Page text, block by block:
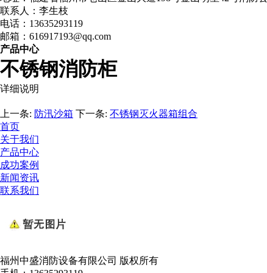
联系人：李生枝
电话：13635293119
邮箱：616917193@qq.com
产品中心
不锈钢消防柜
详细说明
上一条: 防汛沙箱 下一条: 不锈钢灭火器箱组合
首页
关于我们
产品中心
成功案例
新闻资讯
联系我们
福州中盛消防设备有限公司 版权所有